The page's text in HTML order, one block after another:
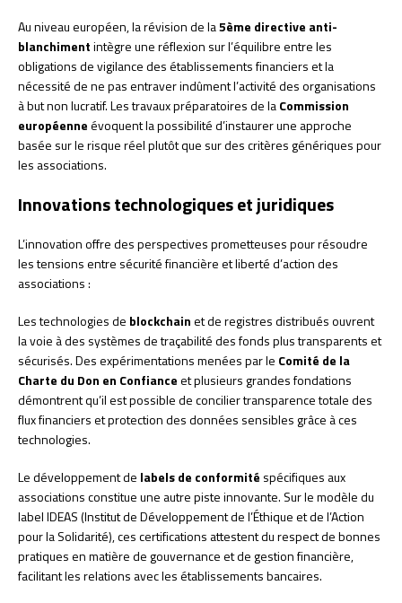
Au niveau européen, la révision de la5ème directive anti-
blanchimentintègre une réflexion sur l’équilibre entre les
obligations de vigilance des établissements financiers et la
nécessité de ne pas entraver indûment l’activité des organisations
à but non lucratif. Les travaux préparatoires de laCommission
européenneévoquent la possibilité d’instaurer une approche
basée sur le risque réel plutôt que sur des critères génériques pour
les associations.
Innovations technologiques et juridiques
L’innovation offre des perspectives prometteuses pour résoudre
les tensions entre sécurité financière et liberté d’action des
associations :
Les technologies de blockchainet de registres distribués ouvrent
la voie à des systèmes de traçabilité des fonds plus transparents et
sécurisés. Des expérimentations menées par le Comité de la
Charte du Don en Confianceet plusieurs grandes fondations
démontrent qu’il est possible de concilier transparence totale des
flux financiers et protection des données sensibles grâce à ces
technologies.
Le développement de labels de conformité spécifiques aux
associations constitue une autre piste innovante. Sur le modèle du
label IDEAS (Institut de Développement de l’Éthique et de l’Action
pour la Solidarité), ces certifications attestent du respect de bonnes
pratiques en matière de gouvernance et de gestion financière,
facilitant les relations avec les établissements bancaires.